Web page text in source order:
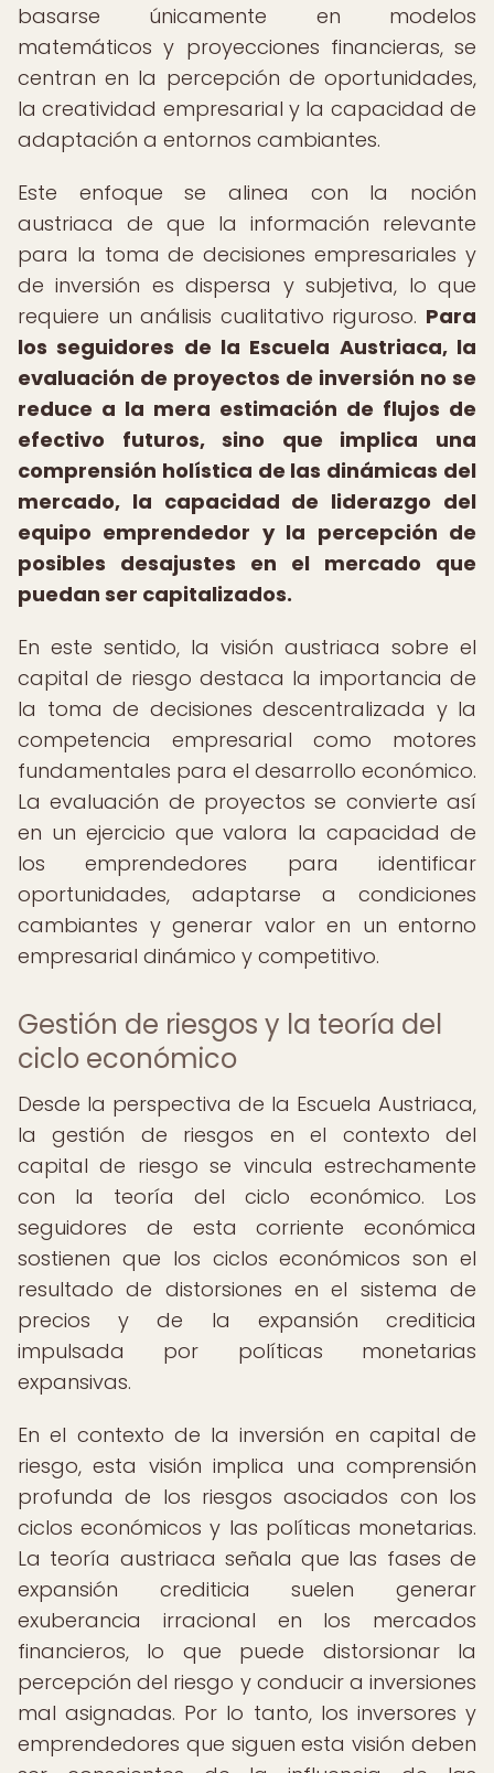
basarse únicamente en modelos
matemáticos y proyecciones financieras, se
centran en la percepción de oportunidades,
la creatividad empresarial y la capacidad de
adaptación a entornos cambiantes.
Este enfoque se alinea con la noción
austriaca de que la información relevante
para la toma de decisiones empresariales y
de inversión es dispersa y subjetiva, lo que
requiere un análisis cualitativo riguroso. Para
los seguidores de la Escuela Austriaca, la
evaluación de proyectos de inversión no se
reduce a la mera estimación de flujos de
efectivo futuros, sino que implica una
comprensión holística de las dinámicas del
mercado, la capacidad de liderazgo del
equipo emprendedor y la percepción de
posibles desajustes en el mercado que
puedan ser capitalizados.
En este sentido, la visión austriaca sobre el
capital de riesgo destaca la importancia de
la toma de decisiones descentralizada y la
competencia empresarial como motores
fundamentales para el desarrollo económico.
La evaluación de proyectos se convierte así
en un ejercicio que valora la capacidad de
los emprendedores para identificar
oportunidades, adaptarse a condiciones
cambiantes y generar valor en un entorno
empresarial dinámico y competitivo.
Gestión de riesgos y la teoría del
ciclo económico
Desde la perspectiva de la Escuela Austriaca,
la gestión de riesgos en el contexto del
capital de riesgo se vincula estrechamente
con la teoría del ciclo económico. Los
seguidores de esta corriente económica
sostienen que los ciclos económicos son el
resultado de distorsiones en el sistema de
precios y de la expansión crediticia
impulsada por políticas monetarias
expansivas.
En el contexto de la inversión en capital de
riesgo, esta visión implica una comprensión
profunda de los riesgos asociados con los
ciclos económicos y las políticas monetarias.
La teoría austriaca señala que las fases de
expansión crediticia suelen generar
exuberancia irracional en los mercados
financieros, lo que puede distorsionar la
percepción del riesgo y conducir a inversiones
mal asignadas. Por lo tanto, los inversores y
emprendedores que siguen esta visión deben